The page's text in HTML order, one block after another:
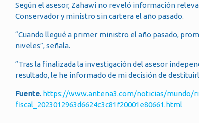
Según el asesor, Zahawi no reveló información
Conservador y ministro sin cartera el año pasado.
“Cuando llegué a primer ministro el año pasado,
niveles”, señala.
“Tras la finalizada la investigación del asesor
resultado, le he informado de mi decisión de
Fuente. https://www.antena3.com/noticias/mundo/
fiscal_2023012963d6624c3c81f20001e80661.html